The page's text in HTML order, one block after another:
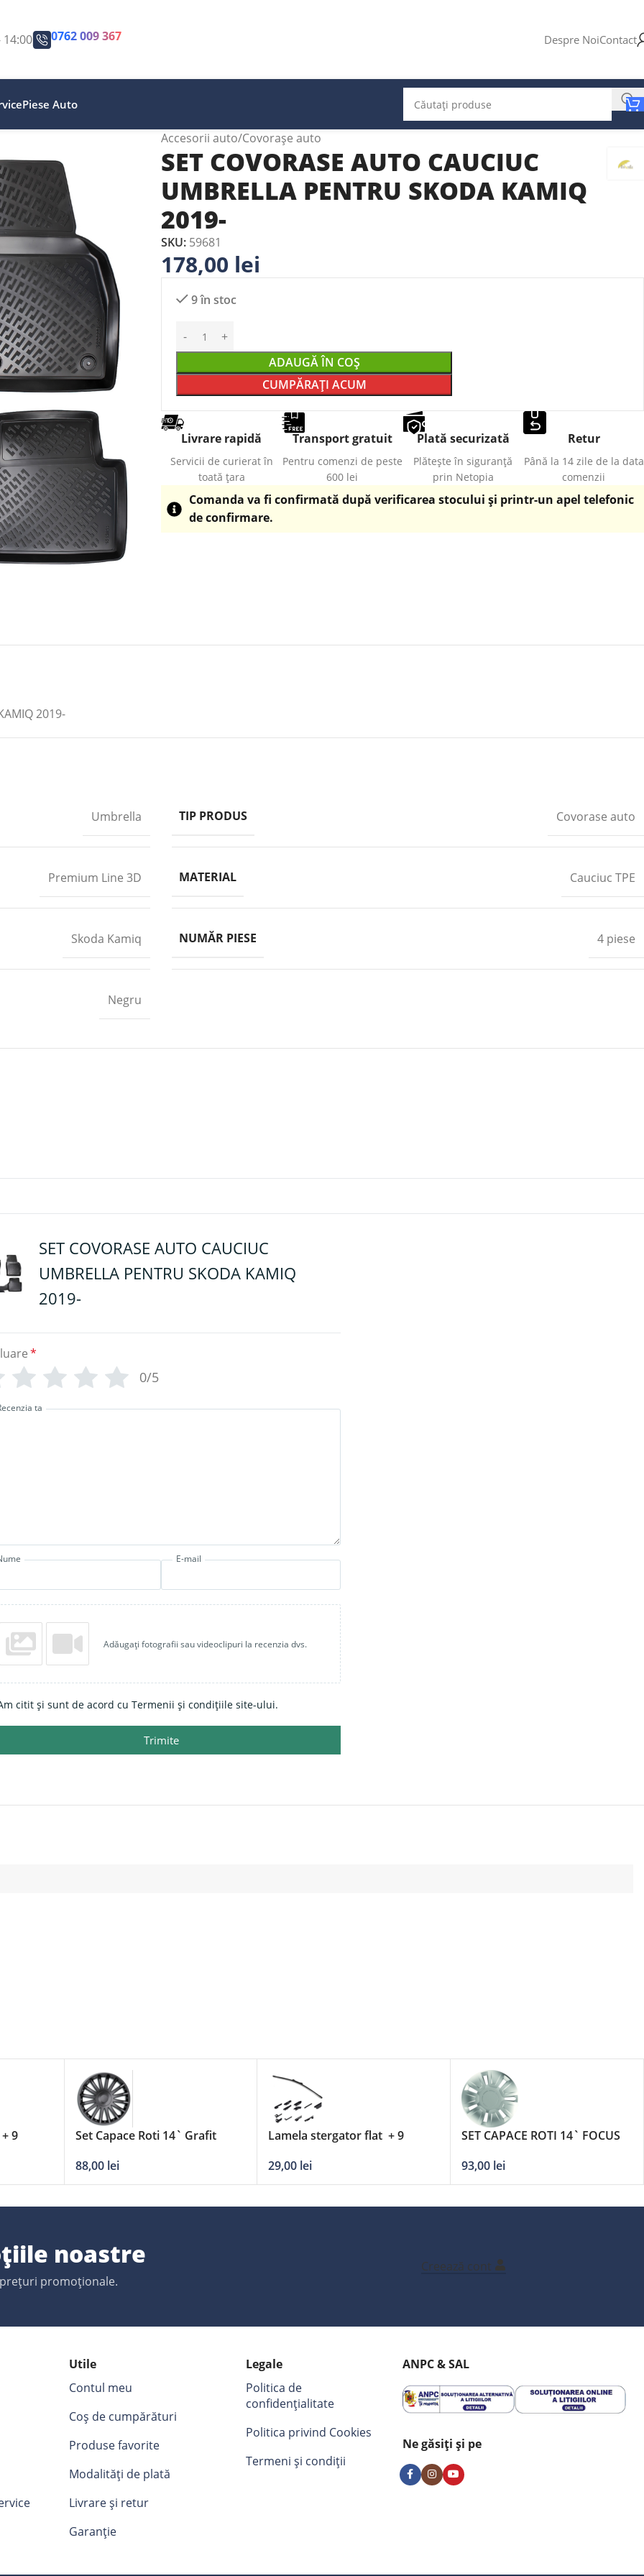
14:00 0762 009 367 Despre NoiContact
Piese Auto
Accesorii auto Covorașe auto
SET COVORASE AUTO CAUCIUC
UMBRELLA PENTRU SKODA KAMIQ
2019-
SKU: 59681
178,00 lei
9 în stoc
ADAUGĂ ÎN COȘ
CUMPĂRAȚI ACUM
Livrare rapidă
Servicii de curierat în
toată țara
Transport gratuit
Pentru comenzi de peste
600 lei
Plată securizată
Plătește în siguranță
prin Netopia
Retur
Până la 14 zile de la data
comenzii
Comanda va fi confirmată după verificarea stocului și printr-un apel telefonic
de confirmare.
2019-
Umbrella TIP PRODUS Covorase auto
Premium Line 3D MATERIAL Cauciuc TPE
Skoda Kamiq NUMĂR PIESE 4 piese
Negru
SET COVORASE AUTO CAUCIUC
UMBRELLA PENTRU SKODA KAMIQ
2019-
*
0/5
ta
E-mail
Adăugați fotografii sau videoclipuri la recenzia dvs.
citit și sunt de acord cu Termenii și condițiile site-ului.
Trimite
9
Set Capace Roti 14` Grafit
88,00 lei
Lamela stergator flat + 9
29,00 lei
SET CAPACE ROTI 14` FOCUS
93,00 lei
noastre
promoționale.
Creează cont
Utile
Contul meu
Coș de cumpărături
Produse favorite
Modalități de plată
Livrare și retur
Garanție
Legale
Politica de
confidențialitate
Politica privind Cookies
Termeni și condiții
ANPC & SAL
Ne găsiți și pe